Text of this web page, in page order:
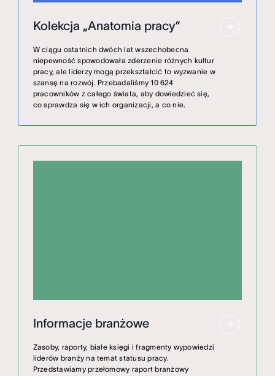
Kolekcja „Anatomia pracy”
W ciągu ostatnich dwóch lat wszechobecna
niepewność spowodowała zderzenie różnych kultur
pracy, ale liderzy mogą przekształcić to wyzwanie w
szansę na rozwój. Przebadaliśmy 10 624
pracowników z całego świata, aby dowiedzieć się,
co sprawdza się w ich organizacji, a co nie.
Informacje branżowe
Zasoby, raporty, białe księgi i fragmenty wypowiedzi
liderów branży na temat statusu pracy.
Przedstawiamy przełomowy raport branżowy